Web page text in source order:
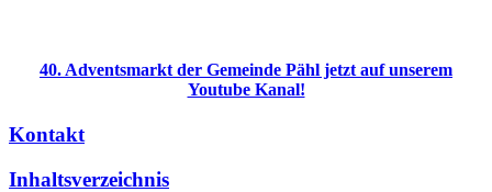
40. Adventsmarkt der Gemeinde Pähl jetzt auf unserem
Youtube Kanal!
Kontakt
Inhaltsverzeichnis